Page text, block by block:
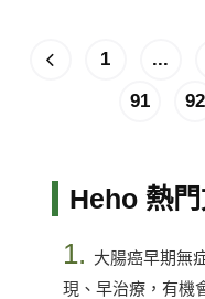
1 ...
91
92
Heho 熱
1. 大腸癌早期無
現、早治療，有機